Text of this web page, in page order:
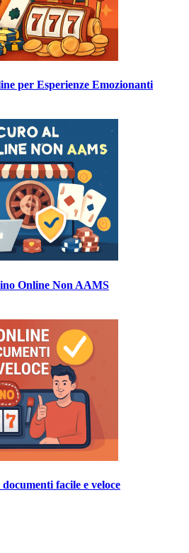
per Esperienze Emozionanti
Online Non AAMS
facile e veloce